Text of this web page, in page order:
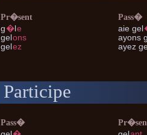
Pr�sent
g�le
gelons
gelez
Pass�
aie gel
ayons
ayez
Participe
Pass�